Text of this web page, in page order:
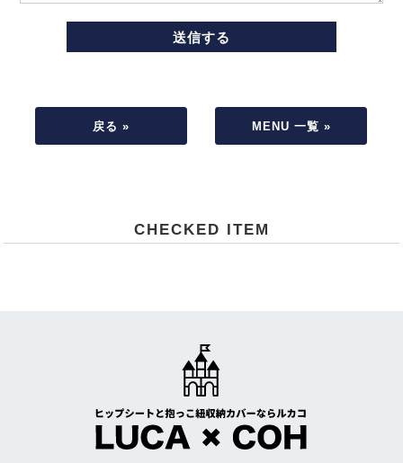
戻る » MENU 一覧 »
CHECKED ITEM